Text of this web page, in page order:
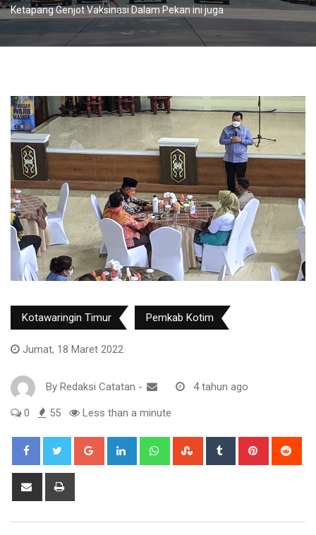
Ketapang Genjot Vaksinasi Dalam Pekan ini juga
Kotawaringin Timur Pemkab Kotim
Jumat, 18 Maret 2022
By Redaksi Catatan - 4 tahun ago
0 55 Less than a minute
Google+ LinkedIn WhatsappStumbleUpon
Tumblr Pinterest
Share